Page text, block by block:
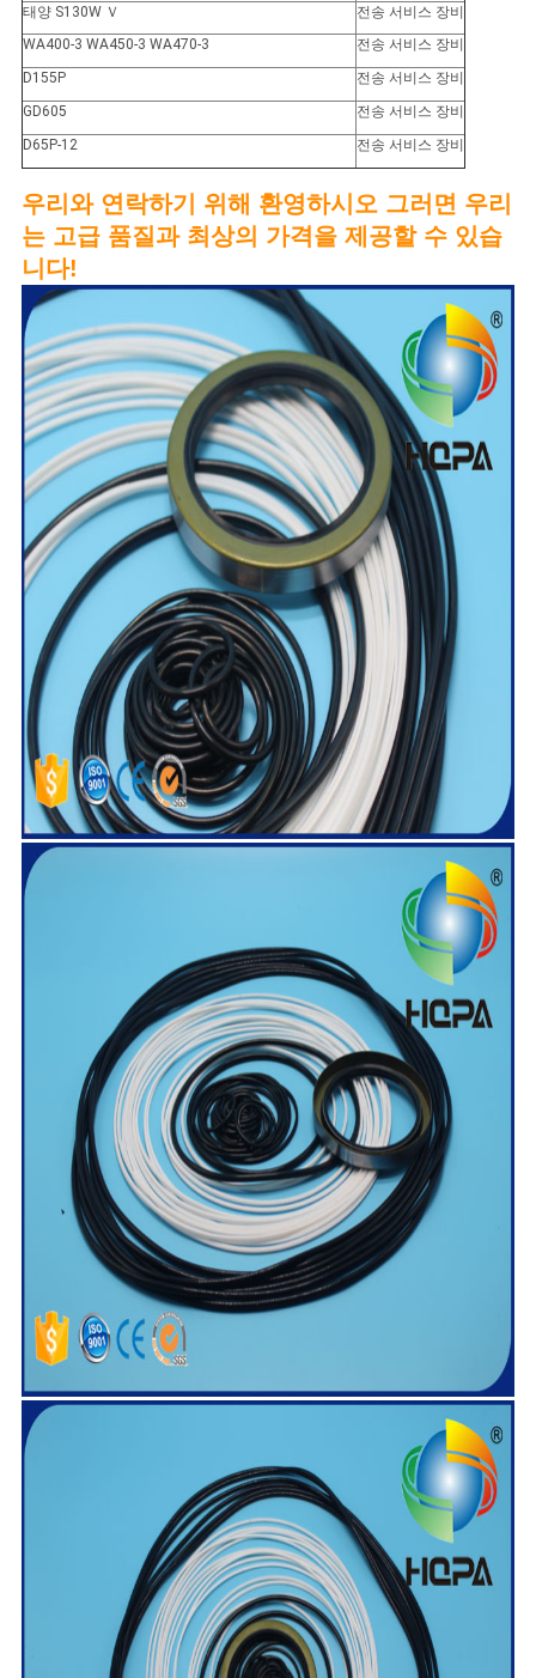
태양 S130W Ｖ
전송 서비스 장비
WA400-3 WA450-3 WA470-3
전송 서비스 장비
D155P
전송 서비스 장비
GD605
전송 서비스 장비
D65P-12
전송 서비스 장비
우리와 연락하기 위해 환영하시오 그러면 우리
는 고급 품질과 최상의 가격을 제공할 수 있습
니다!